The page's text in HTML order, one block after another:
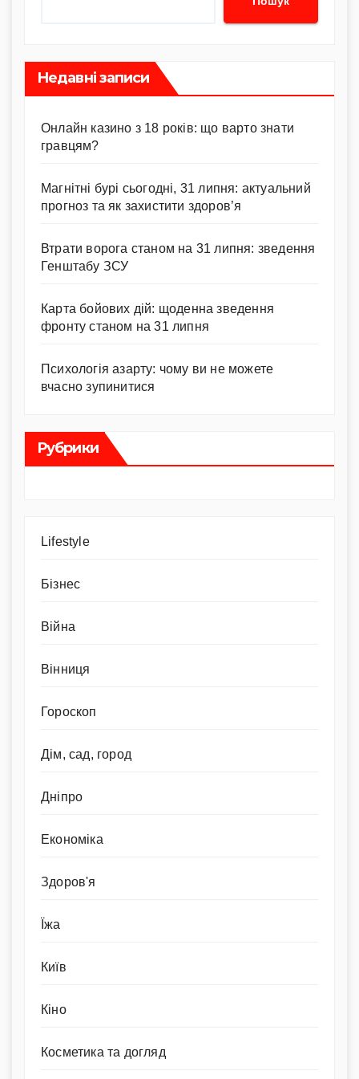
Недавні записи
Онлайн казино з 18 років: що варто знати
гравцям?
Магнітні бурі сьогодні, 31 липня: актуальний
прогноз та як захистити здоров’я
Втрати ворога станом на 31 липня: зведення
Генштабу ЗСУ
Карта бойових дій: щоденна зведення
фронту станом на 31 липня
Психологія азарту: чому ви не можете
вчасно зупинитися
Рубрики
Lifestyle
Бізнес
Війна
Вінниця
Гороскоп
Дім, сад, город
Дніпро
Економіка
Здоров'я
Їжа
Київ
Кіно
Косметика та догляд